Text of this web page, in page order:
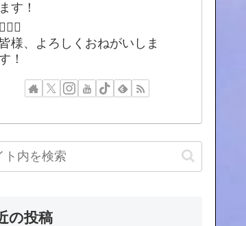
ます！
🙇🏻‍♂️
皆様、よろしくおねがいしま
！
の投稿